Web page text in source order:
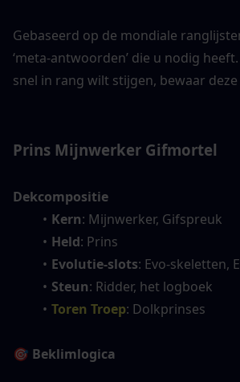
Gebaseerd op de mondiale
‘meta-antwoorden’ die u nodig
snel in rang wilt stijgen, bewaar
Prins Mijnwerker Gifmortel
Dekcompositie
Kern: Mijnwerker, Gifspreuk
Held: Prins
Evolutie-slots: Evo-skeletten,
Steun: Ridder, het logboek
Toren Troep: Dolkprinses
🎯 Beklimlogica